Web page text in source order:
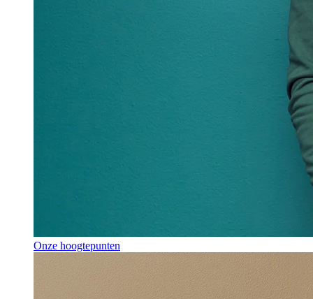
Onze hoogtepunten